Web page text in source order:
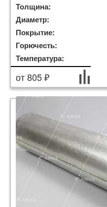
Толщина:
Диаметр:
Покрытие:
Горючесть:
Температура:
от 805 ₽